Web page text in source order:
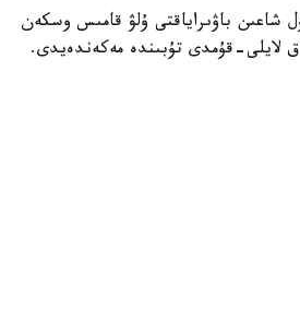
شاعىن باۋىراياقتى ۇلۋ قامىس وسكەن
لايلى-قۇمدى تۇبىندە مەكەندەيدى.